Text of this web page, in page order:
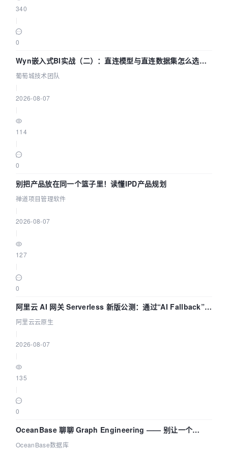
340
0
Wyn嵌入式BI实战（二）：直连模型与直连数据集怎么选，
参数为什么不生效？| 葡萄城技术团队
葡萄城技术团队
2026-08-07
114
0
别把产品放在同一个篮子里！读懂IPD产品规划
禅道项目管理软件
2026-08-07
127
0
阿里云 AI 网关 Serverless 新版公测：通过“AI Fallback”与
拓扑可视化构建 AI 流量治理底座
阿里云云原生
2026-08-07
135
0
OceanBase 聊聊 Graph Engineering —— 别让一个
Agent 既当运动员又
OceanBase数据库